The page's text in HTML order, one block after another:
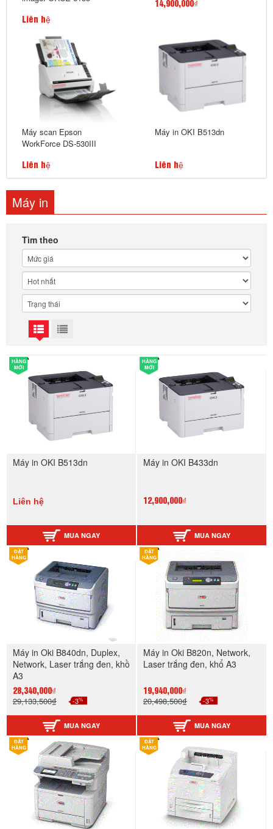
Liên hệ
14,900,000₫
Máy scan Epson
WorkForce DS-530III
Liên hệ
Máy in OKI B513dn
Liên hệ
Máy in
Tìm theo
HÀNG
MỚI
Máy in OKI B513dn
Liên hệ
MUA NGAY
HÀNG
MỚI
Máy in OKI B433dn
12,900,000₫
MUA NGAY
ĐẶT
HÀNG
Máy in Oki B840dn, Duplex,
Network, Laser trắng đen, khồ
A3
28,340,000₫
29,133,500₫ -3%
MUA NGAY
ĐẶT
HÀNG
Máy in Oki B820n, Network,
Laser trắng đen, khổ A3
19,940,000₫
20,498,500₫ -3%
MUA NGAY
ĐẶT
HÀNG
ĐẶT
HÀNG